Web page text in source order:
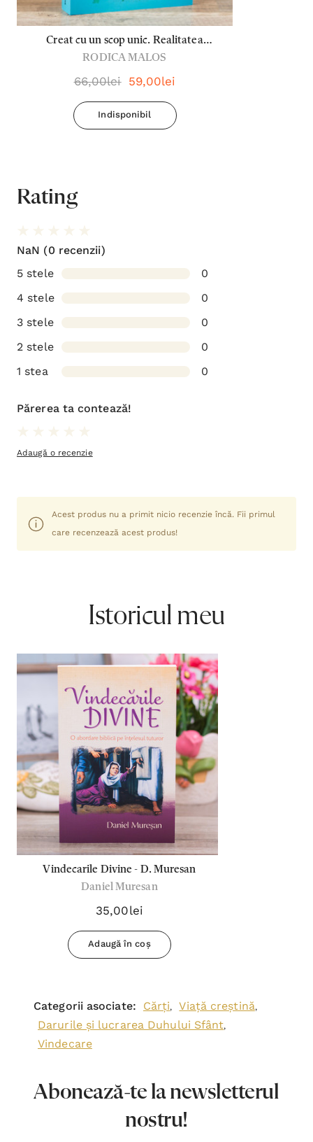
Creat cu un scop unic. Realitatea
Duhului Sfânt, mai presus de știință - Dr.
Rodica Malos
RODICA MALOS
66,00lei 59,00lei
Indisponibil
Rating
NaN (0 recenzii)
5 stele
0
4 stele
0
3 stele
0
2 stele
0
1 stea
0
Părerea ta contează!
Adaugă o recenzie
Acest produs nu a primit nicio recenzie încă. Fii primul
care recenzează acest produs!
Istoricul meu
Vindecarile Divine - D. Muresan
Daniel Muresan
35,00lei
Adaugă în coș
Categorii asociate: Cărți, Viață creștină,
Darurile și lucrarea Duhului Sfânt,
Vindecare
Abonează-te la newsletterul
nostru!